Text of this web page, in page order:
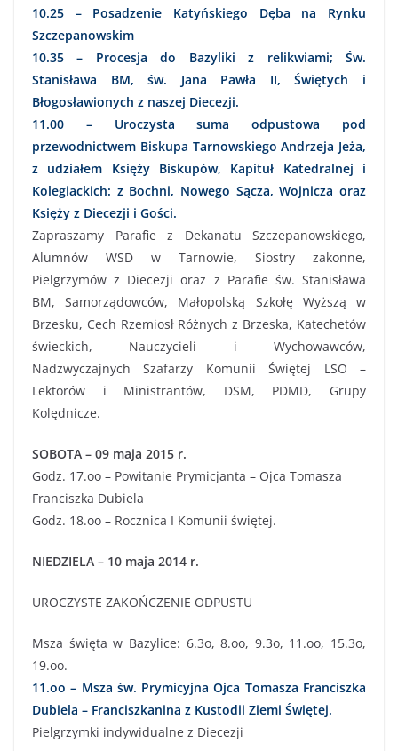
10.25 – Posadzenie Katyńskiego Dęba na Rynku
Szczepanowskim
10.35 – Procesja do Bazyliki z relikwiami; Św.
Stanisława BM, św. Jana Pawła II, Świętych i
Błogosławionych z naszej Diecezji.
11.00 – Uroczysta suma odpustowa pod
przewodnictwem Biskupa Tarnowskiego Andrzeja Jeża,
z udziałem Księży Biskupów, Kapituł Katedralnej i
Kolegiackich: z Bochni, Nowego Sącza, Wojnicza oraz
Księży z Diecezji i Gości.
Zapraszamy Parafie z Dekanatu Szczepanowskiego,
Alumnów WSD w Tarnowie, Siostry zakonne,
Pielgrzymów z Diecezji oraz z Parafie św. Stanisława
BM, Samorządowców, Małopolską Szkołę Wyższą w
Brzesku, Cech Rzemiosł Różnych z Brzeska, Katechetów
świeckich, Nauczycieli i Wychowawców,
Nadzwyczajnych Szafarzy Komunii Świętej LSO –
Lektorów i Ministrantów, DSM, PDMD, Grupy
Kolędnicze.
SOBOTA – 09 maja 2015 r.
Godz. 17.oo – Powitanie Prymicjanta – Ojca Tomasza
Franciszka Dubiela
Godz. 18.oo – Rocznica I Komunii świętej.
NIEDZIELA – 10 maja 2014 r.
UROCZYSTE ZAKOŃCZENIE ODPUSTU
Msza święta w Bazylice: 6.3o, 8.oo, 9.3o, 11.oo, 15.3o,
19.oo.
11.oo – Msza św. Prymicyjna Ojca Tomasza Franciszka
Dubiela – Franciszkanina z Kustodii Ziemi Świętej.
Pielgrzymki indywidualne z Diecezji